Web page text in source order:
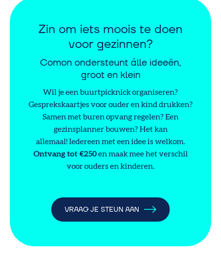
Zin om iets moois te doen
voor gezinnen?
Comon ondersteunt álle ideeën,
groot en klein
Wil je een buurtpicknick organiseren?
Gesprekskaartjes voor ouder en kind drukken?
Samen met buren opvang regelen? Een
gezinsplanner bouwen? Het kan
allemaal! Iedereen met een idee is welkom.
Ontvang tot €250en maak mee het verschil
voor ouders en kinderen.
VRAAG JE STEUN AAN